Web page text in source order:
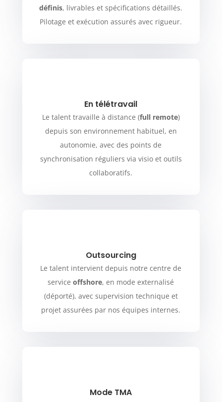
définis, livrables et spécifications détaillés.
Pilotage et exécution assurés avec rigueur.
En télétravail
Le talent travaille à distance (full remote)
depuis son environnement habituel, en
autonomie, avec des points de
synchronisation réguliers via visio et outils
collaboratifs.
Outsourcing
Le talent intervient depuis notre centre de
serviceoffshore, en mode externalisé
(déporté), avec supervision technique et
projet assurées par nos équipes internes.
Mode TMA